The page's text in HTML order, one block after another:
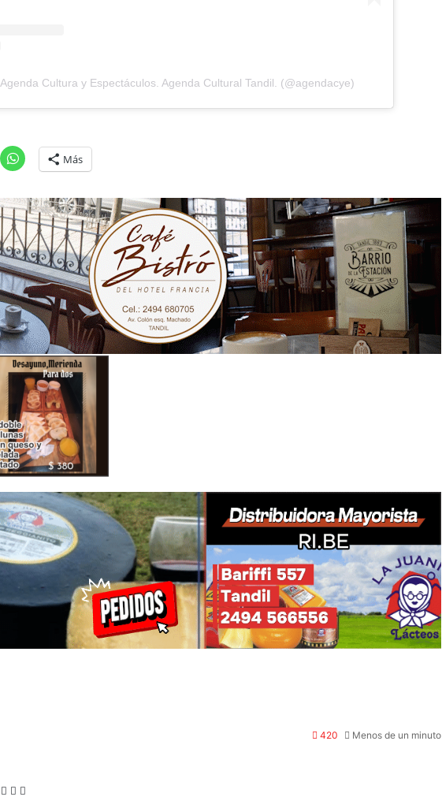
Cultura y Espectáculos. Agenda Cultural Tandil. (@agendacye)
Más
420 Menos de un minuto